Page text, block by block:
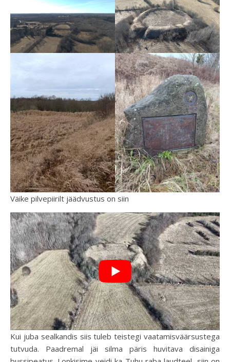
Väike pilvepiirilt jäädvustus on siin
Kui juba sealkandis siis tuleb teistegi vaatamisväärsustega
tutvuda. Paadremal jäi silma päris huvitava disainiga